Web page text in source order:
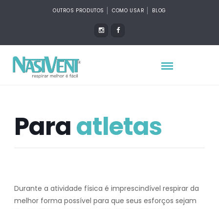
OUTROS PRODUTOS COMO USAR BLOG
Paraatletas
Durante a atividade física é imprescindível respirar da
melhor forma possível para que seus esforços sejam